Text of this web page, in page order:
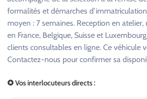
formalités et démarches
moyen : 7 semaines. Reception en atelier,
en France, Belgique, Suisse et
clients consultables en ligne. Ce véhicule
Contactez-nous pour confirmer sa
✪ Vos interlocuteurs directs :